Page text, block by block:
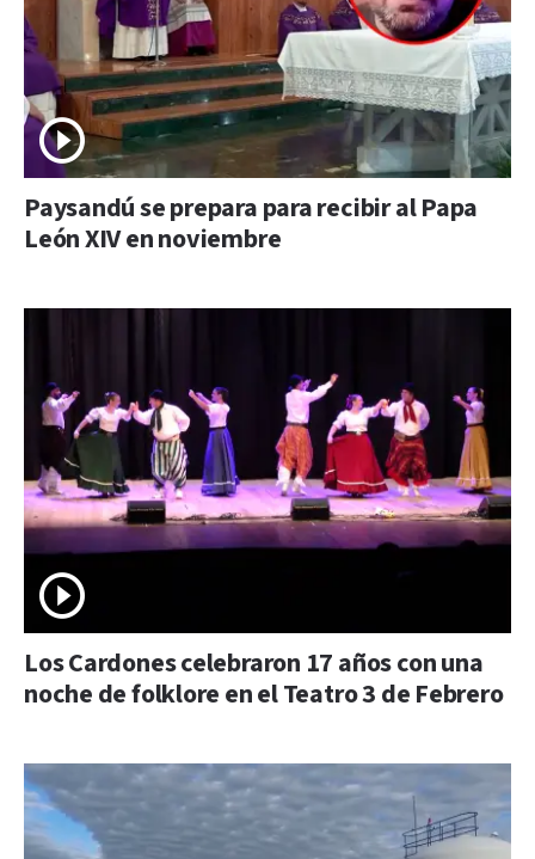
Paysandú se prepara para recibir al Papa
León XIV en noviembre
Los Cardones celebraron 17 años con una
noche de folklore en el Teatro 3 de Febrero